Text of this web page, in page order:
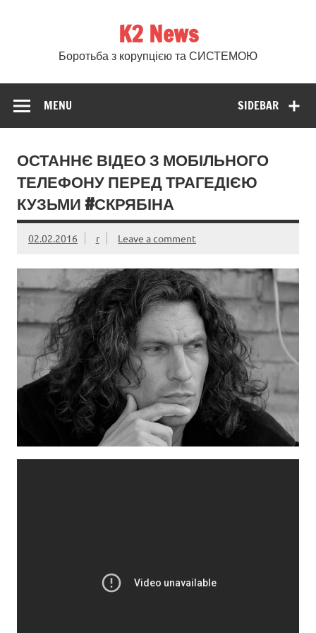
K2 News
Боротьба з корупцією та СИСТЕМОЮ
SIDEBAR
MENU
ОСТАННЄ ВІДЕО З МОБІЛЬНОГО
ТЕЛЕФОНУ ПЕРЕД ТРАГЕДІЄЮ
КУЗЬМИ #СКРЯБІНА
02.02.2016 r Leave a comment